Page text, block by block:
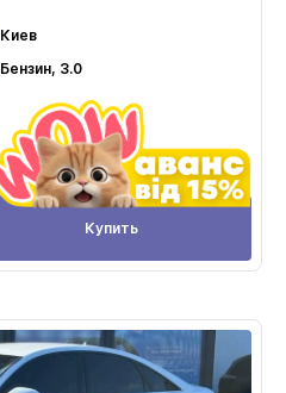
Киев
Бензин, 3.0
Купить